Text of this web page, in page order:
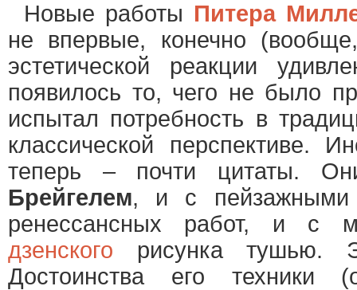
Новые работы Питера
не впервые, конечно
эстетической реакции
появилось то, чего не было
испытал потребность в
классической перспективе.
теперь –почти цитаты.
Брейгелем, и с пейзажными
ренессансных работ, и с
дзенского рисунка тушью.
Достоинства его техники